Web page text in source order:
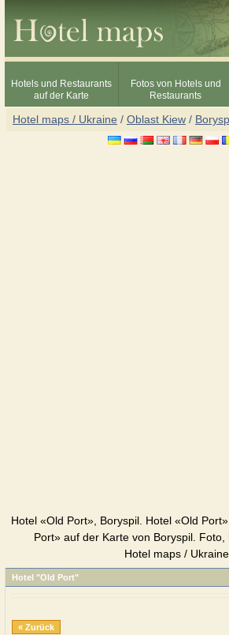
Hotels und Restaurants
auf der Karte
Fotos von Hotels und
Restaurants
Hotel maps / Ukraine / Oblast Kiew /
Hotel «Old Port», Boryspil. Hotel «Old
Port» auf der Karte von Boryspil. Foto,
Hotel maps / Ukraine
Hotel "Old Port"
« Zurück